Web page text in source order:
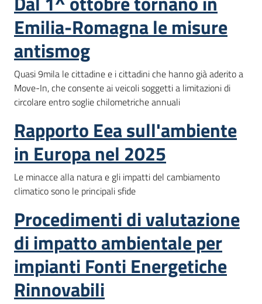
Emilia-Romagna le misure
antismog
Quasi 9mila le cittadine e i cittadini che hanno già aderito a
Move-In, che consente ai veicoli soggetti a limitazioni di
circolare entro soglie chilometriche annuali
Rapporto Eea sull'ambiente
in Europa nel 2025
Le minacce alla natura e gli impatti del cambiamento
climatico sono le principali sfide
Procedimenti di valutazione
di impatto ambientale per
impianti Fonti Energetiche
Rinnovabili